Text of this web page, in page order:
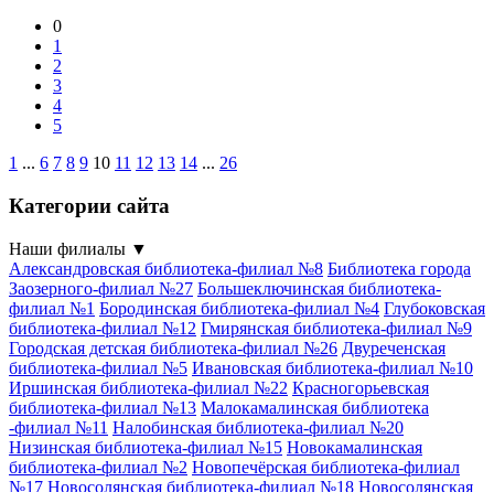
0
1
2
3
4
5
1 ... 6 7 8 9 10 11 12 13 14 ... 26
Категории сайта
Наши филиалы ▼
Александровская библиотека-филиал №8 Библиотека города
Заозерного-филиал №27 Большеключинская библиотека-
филиал №1 Бородинская библиотека-филиал №4 Глубоковская
библиотека-филиал №12 Гмирянская библиотека-филиал №9
Городская детская библиотека-филиал №26 Двуреченская
библиотека-филиал №5 Ивановская библиотека-филиал №10
Иршинская библиотека-филиал №22 Красногорьевская
библиотека-филиал №13 Малокамалинская библиотека
-филиал №11 Налобинская библиотека-филиал №20
Низинская библиотека-филиал №15 Новокамалинская
библиотека-филиал №2 Новопечёрская библиотека-филиал
№17 Новосолянская библиотека-филиал №18 Новосолянская